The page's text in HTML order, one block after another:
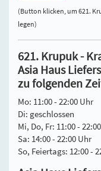
(Button klicken, um 621.
legen)
621. Krupuk -
Asia Haus
zu folgenden
Mo: 11:00 - 22:00 Uhr
Di: geschlossen
Mi, Do, Fr: 11:00 -
Sa: 14:00 - 22:00 Uhr
So, Feiertags: 12:00 -